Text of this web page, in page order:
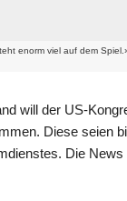
enorm viel auf dem
will der US-
Diese seien
Die News